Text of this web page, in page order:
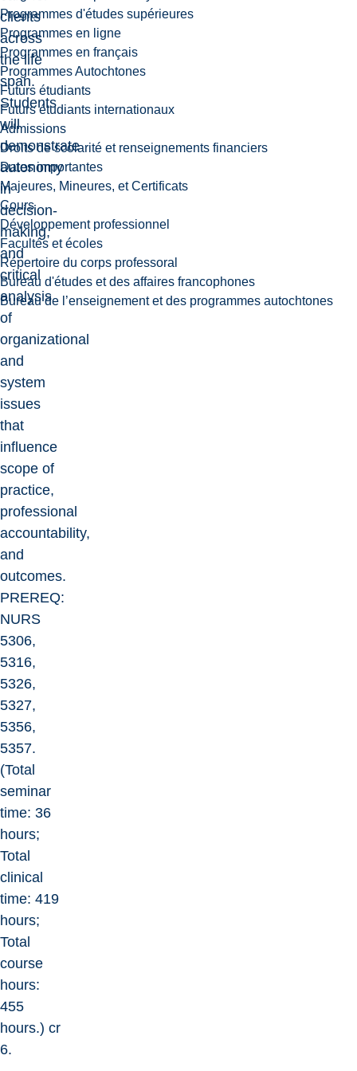
Programmes d'études supérieures
Programmes en ligne
Programmes en français
Programmes Autochtones
Futurs étudiants
Futurs étudiants internationaux
Admissions
Droits de scolarité et renseignements financiers
Dates importantes
Majeures, Mineures, et Certificats
Cours
Développement professionnel
Facultés et écoles
Répertoire du corps professoral
Bureau d'études et des affaires francophones
Bureau de l’enseignement et des programmes autochtones
clients
across
the life
span.
Students
will
demonstrate
autonomy
in
decision-
making,
and
critical
analysis
of
organizational
and
system
issues
that
influence
scope of
practice,
professional
accountability,
and
outcomes.
PREREQ:
NURS
5306,
5316,
5326,
5327,
5356,
5357.
(Total
seminar
time: 36
hours;
Total
clinical
time: 419
hours;
Total
course
hours:
455
hours.) cr
6.